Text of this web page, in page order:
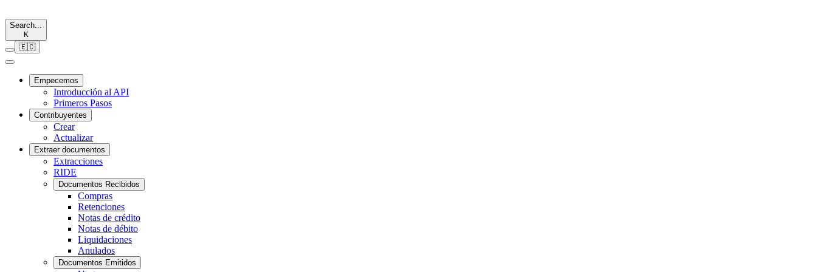
Search...
K
🇪🇨
Empecemos
Introducción al API
Primeros Pasos
Contribuyentes
Crear
Actualizar
Extraer documentos
Extracciones
RIDE
Documentos Recibidos
Compras
Retenciones
Notas de crédito
Notas de débito
Liquidaciones
Anulados
Documentos Emitidos